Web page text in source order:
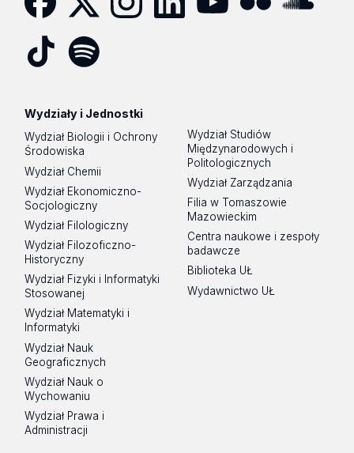
Wydziały i Jednostki
Wydział Biologii i Ochrony
Środowiska
Wydział Chemii
Wydział Ekonomiczno-
Socjologiczny
Wydział Filologiczny
Wydział Filozoficzno-
Historyczny
Wydział Fizyki i Informatyki
Stosowanej
Wydział Matematyki i
Informatyki
Wydział Nauk
Geograficznych
Wydział Nauk o
Wychowaniu
Wydział Prawa i
Administracji
Wydział Studiów
Międzynarodowych i
Politologicznych
Wydział Zarządzania
Filia w Tomaszowie
Mazowieckim
Centra naukowe i zespoły
badawcze
Biblioteka UŁ
Wydawnictwo UŁ